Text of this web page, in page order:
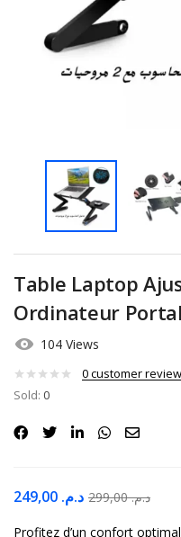
Table Laptop
Ordinateur
104 Views
0customer
Sold: 0
د.م. د.م.299,00
Profitez d’un confort